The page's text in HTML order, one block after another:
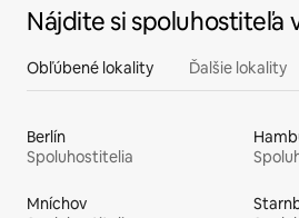
Nájdite si spoluhostiteľa
Obľúbené lokality Ďalšie lokality
Berlín
Spoluhostitelia
Mníchov